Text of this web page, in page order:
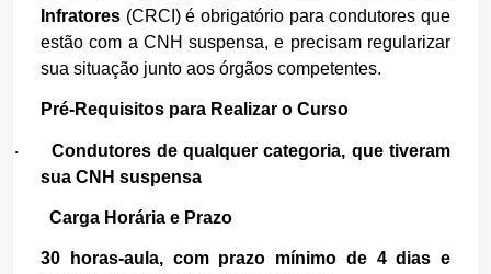
Infratores (CRCI) é obrigatório para condutores que
estão com a CNH suspensa, e precisam regularizar
sua situação junto aos órgãos competentes.
Pré-Requisitos para Realizar o Curso
·
Condutores de qualquer categoria, que tiveram
sua CNH suspensa
Carga Horária e Prazo
30 horas-aula, com prazo mínimo de 4 dias e